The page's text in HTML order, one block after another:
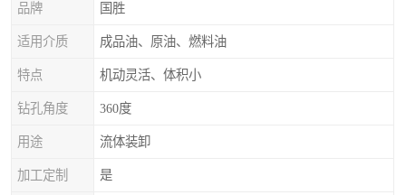
品牌 国胜
适用介质 成品油、原油、燃料油
特点 机动灵活、体积小
钻孔角度 360度
用途 流体装卸
加工定制 是